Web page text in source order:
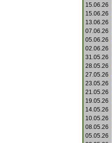
15.06.26
15.06.26
13.06.26
07.06.26
05.06.26
02.06.26
31.05.26
28.05.26
27.05.26
23.05.26
21.05.26
19.05.26
14.05.26
10.05.26
08.05.26
05.05.26